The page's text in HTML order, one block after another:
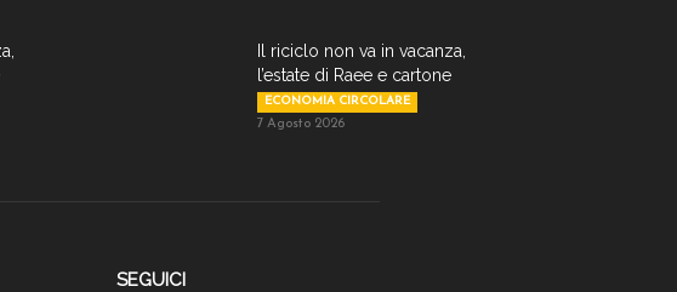
Il riciclo non va in vacanza,
l’estate di Raee e cartone
ECONOMIA CIRCOLARE
7 Agosto 2026
SEGUICI